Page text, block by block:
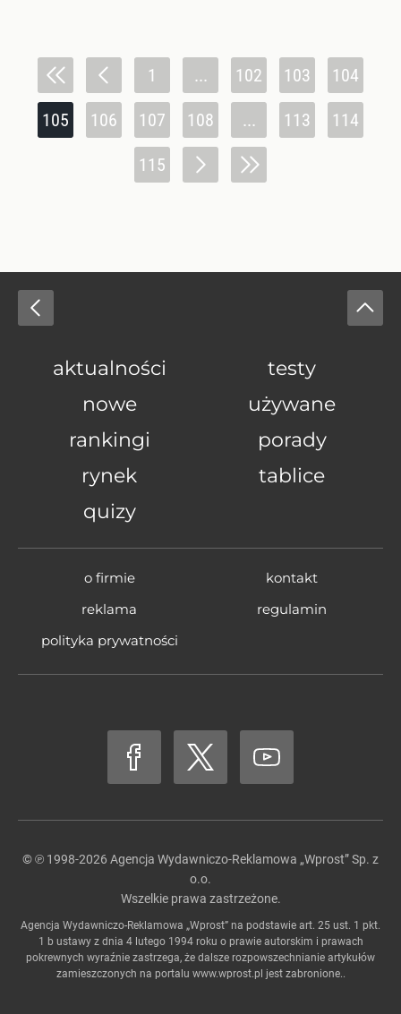
1 ... 102 103 104
105 106 107 108 ... 113 114
115
aktualności
testy
nowe
używane
rankingi
porady
rynek
tablice
quizy
o firmie
kontakt
reklama
regulamin
polityka prywatności
© ℗ 1998-2026 Agencja Wydawniczo-Reklamowa „Wprost” Sp. z
o.o.
Wszelkie prawa zastrzeżone.
Agencja Wydawniczo-Reklamowa „Wprost” na podstawie art. 25 ust. 1 pkt.
1 b ustawy z dnia 4 lutego 1994 roku o prawie autorskim i prawach
pokrewnych wyraźnie zastrzega, że dalsze rozpowszechnianie artykułów
zamieszczonych na portalu www.wprost.pl jest zabronione..